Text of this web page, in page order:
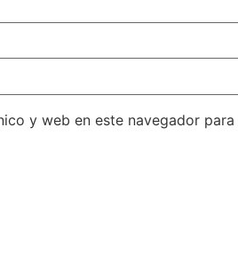
y web en este navegador